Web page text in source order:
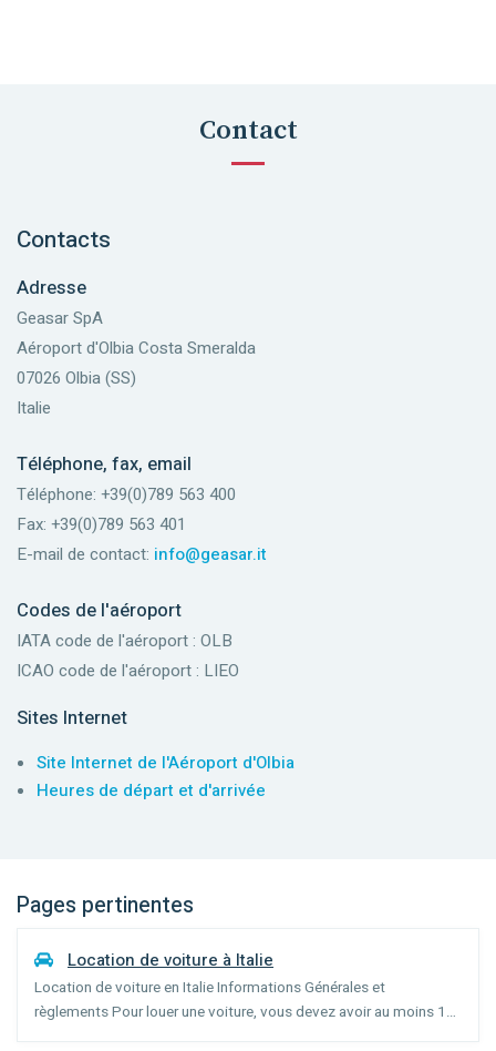
Contact
Contacts
Adresse
Geasar SpA
Aéroport d'Olbia Costa Smeralda
07026 Olbia (SS)
Italie
Téléphone, fax, email
Téléphone: +39(0)789 563 400
Fax: +39(0)789 563 401
E-mail de contact: info@geasar.it
Codes de l'aéroport
IATA code de l'aéroport : OLB
ICAO code de l'aéroport : LIEO
Sites Internet
Site Internet de l'Aéroport d'Olbia
Heures de départ et d'arrivée
Pages pertinentes
Location de voiture à Italie
Location de voiture en Italie Informations Générales et
règlements Pour louer une voiture, vous devez avoir au moins 18